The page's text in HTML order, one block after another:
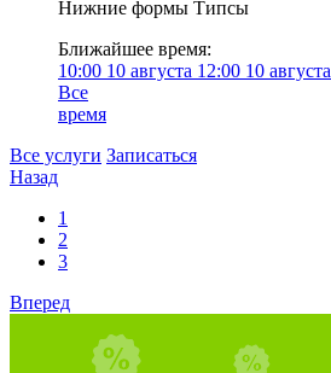
Нижние формы Типсы
Ближайшее время:
10:00 10 августа 12:00 10 августа
Все
время
Все услуги Записаться
Назад
1
2
3
Вперед